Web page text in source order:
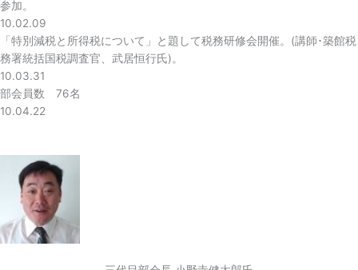
参加。
10.02.09
「特別減税と所得税について」と題して税務研修会開催。(講師･築館税
務署統括国税調査官、武居恒行氏)。
10.03.31
部会員数 76名
10.04.22